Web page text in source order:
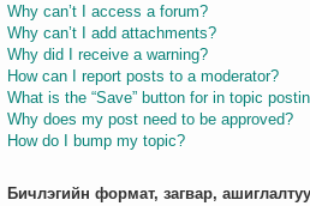
Why can’t I access a forum?
Why can’t I add attachments?
Why did I receive a warning?
How can I report posts to a moderator?
What is the “Save” button for in topic
Why does my post need to be approved?
How do I bump my topic?
Бичлэгийн формат, загвар,